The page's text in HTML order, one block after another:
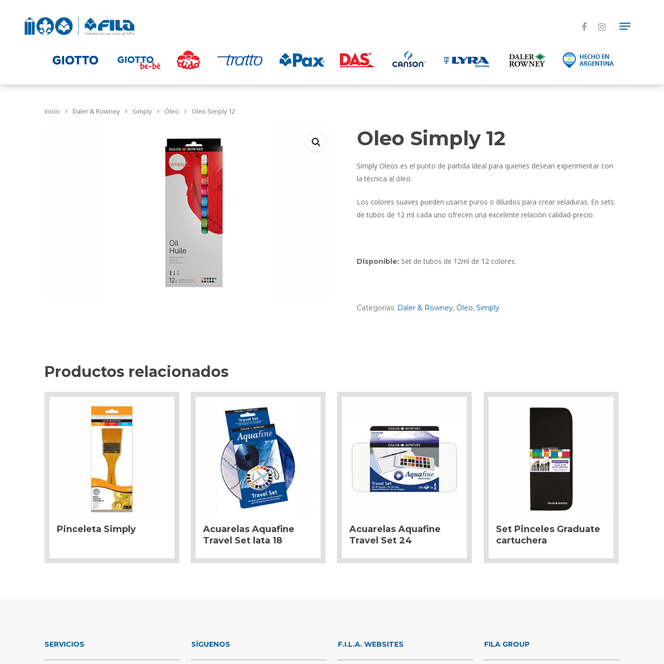
Inicio Daler & Rowney Simply Óleo Oleo Simply 12
Oleo Simply 12
Simply Oleos es el punto de partida ideal para quienes desean experimentar con
la técnica al óleo.
Los colores suaves pueden usarse puros o diluidos para crear veladuras. En sets
de tubos de 12 ml cada uno ofrecen una excelente relación calidad-precio.
Disponible: Set de tubos de 12ml de 12 colores.
Categorías: Daler & Rowney, Óleo, Simply
Productos relacionados
Pinceleta Simply
Acuarelas Aquafine
Travel Set lata 18
Acuarelas Aquafine
Travel Set 24
Set Pinceles Graduate
cartuchera
SERVICIOS SÍGUENOS F.I.L.A. WEBSITES FILA GROUP